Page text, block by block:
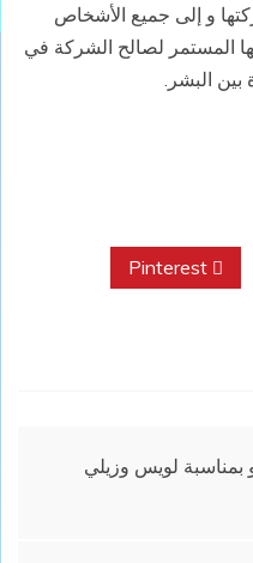
و إلى جميع الأشخاص
المستمر لصالح الشركة في
البشر.
بمناسبة لويس وزيلي